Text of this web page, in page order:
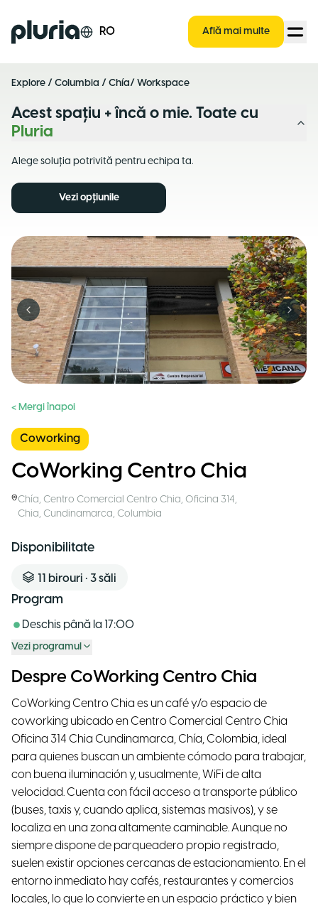
Logo Pluria RO Află mai multe
Explore / Columbia / Chía/ Workspace
Acest spațiu + încă o mie. Toate cu
Pluria
Alege soluția potrivită pentru echipa ta.
Vezi opțiunile
Previous slide Next
< Mergi înapoi
Coworking
CoWorking Centro Chia
Chía, Centro Comercial Centro Chia, Oficina 314,
Chia, Cundinamarca, Columbia
Disponibilitate
11 birouri • 3săli
Program
Deschis până la 17:00
Vezi programul
Despre CoWorking Centro Chia
CoWorking Centro Chia es un café y/o espacio de
coworking ubicado en Centro Comercial Centro Chia
Oficina 314 Chia Cundinamarca, Chía, Colombia, ideal
para quienes buscan un ambiente cómodo para trabajar,
con buena iluminación y, usualmente, WiFi de alta
velocidad. Cuenta con fácil acceso a transporte público
(buses, taxis y, cuando aplica, sistemas masivos), y se
localiza en una zona altamente caminable. Aunque no
siempre dispone de parqueadero propio registrado,
suelen existir opciones cercanas de estacionamiento. En el
entorno inmediato hay cafés, restaurantes y comercios
locales, lo que lo convierte en un espacio práctico y bien